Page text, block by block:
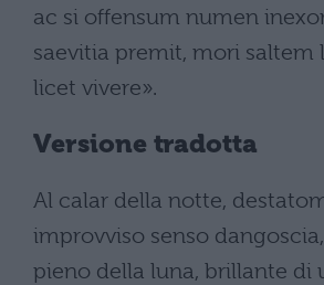
ac si offensum numen
saevitia premit, mori saltem
licet vivere».
Versione tradotta
Al calar della notte,
improvviso senso
pieno della luna, brillante di